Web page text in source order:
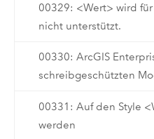
00329: <Wert> wird
nicht unterstützt.
00330: ArcGIS
schreibgeschützten
00331: Auf den Style
werden